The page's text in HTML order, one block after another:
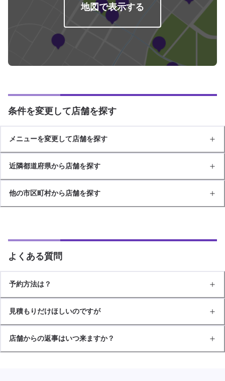
地図で表示する
条件を変更して店舗を探す
メニューを変更して店舗を探す
近隣都道府県から店舗を探す
他の市区町村から店舗を探す
よくある質問
予約方法は？
見積もりだけほしいのですが
店舗からの返事はいつ来ますか？